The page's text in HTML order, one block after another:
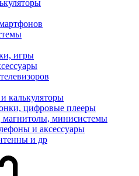
игры
калькуляторы
цифровые плееры
минисистемы
и аксессуары
и др